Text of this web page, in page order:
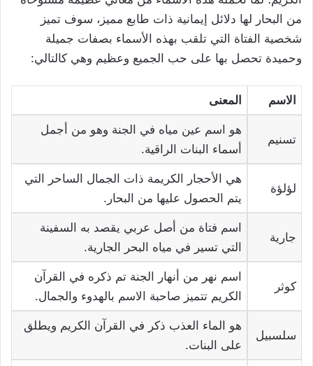
من البحار لها دلائل إيمانية ذات طابع مميز، سوف تميز
شخصية الفتاة التي تلقب بهذه الأسماء بصفات جميلة
وحميدة تحصل بها على حب الجميع وعظيم وهي كالتالي:
الاسم المعنى
تسنيم
هو اسم عين مياه في الجنة وهو من أجمل
أسماء البنات الراقية.
لؤلؤة
هي الأحجار الكريمة ذات الجمال الساحر التي
يتم الحصول عليها من البحار.
جارية
اسم فتاة من أصل عربي يقصد به السفينة
التي تسير في مياه البحر الجارية.
كوثر
اسم نهر من أنهار الجنة تم ذكره في القرآن
الكريم تتميز صاحبة الاسم بالهدوء والجمال.
سلسبيل
هو الماء العذب ذكر في القرآن الكريم ويطلق
على البنات.